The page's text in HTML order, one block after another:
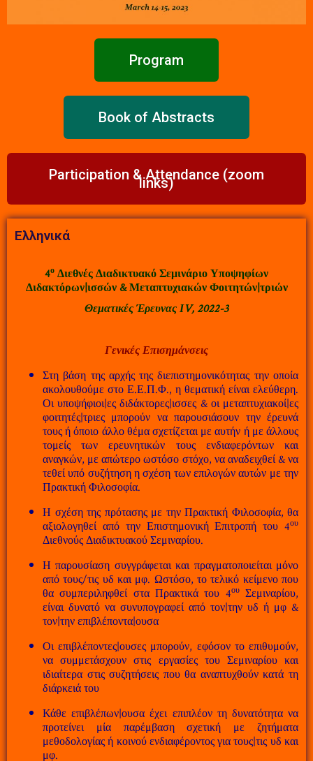
Program
Book of Abstracts
Participation & Attendance (zoom
links)
Ελληνικά
4ο Διεθνές Διαδικτυακό Σεμινάριο Υποψηφίων
Διδακτόρων|ισσών & Μεταπτυχιακών Φοιτητών|τριών
ΘεματικέςΈρευναςΙV, 2022-3
ΓενικέςΕπισημάνσεις
Στη βάση της αρχής της διεπιστημονικότητας την οποία
ακολουθούμε στο Ε.Ε.Π.Φ., η θεματική είναι ελεύθερη.
Οι υποψήφιοι|ες διδάκτορες|ισσες & οι μεταπτυχιακοί|ες
φοιτητές|τριες μπορούν να παρουσιάσουν την έρευνά
τους ή όποιο άλλο θέμα σχετίζεται με αυτήν ή με άλλους
τομείς των ερευνητικών τους ενδιαφερόντων και
αναγκών, με απώτερο ωστόσο στόχο, να αναδειχθεί & να
τεθεί υπό συζήτηση η σχέση των επιλογών αυτών με την
Πρακτική Φιλοσοφία.
Η σχέση της πρότασης με την Πρακτική Φιλοσοφία, θα
αξιολογηθεί από την Επιστημονική Επιτροπή του 4ου
Διεθνούς Διαδικτυακού Σεμιναρίου.
Η παρουσίαση συγγράφεται και πραγματοποιείται μόνο
από τους/τις υδ και μφ. Ωστόσο, το τελικό κείμενο που
θα συμπεριληφθεί στα Πρακτικά του 4ουΣεμιναρίου,
είναι δυνατό να συνυπογραφεί από τον|την υδ ή μφ &
τον|την επιβλέποντα|ουσα
Οι επιβλέποντες|ουσες μπορούν, εφόσον το επιθυμούν,
να συμμετάσχουν στις εργασίες του Σεμιναρίου και
ιδιαίτερα στις συζητήσεις που θα αναπτυχθούν κατά τη
διάρκειά του
Κάθε επιβλέπων|ουσα έχει επιπλέον τη δυνατότητα να
προτείνει μία παρέμβαση σχετική με ζητήματα
μεθοδολογίας ή κοινού ενδιαφέροντος για τους|τις υδ και
μφ.